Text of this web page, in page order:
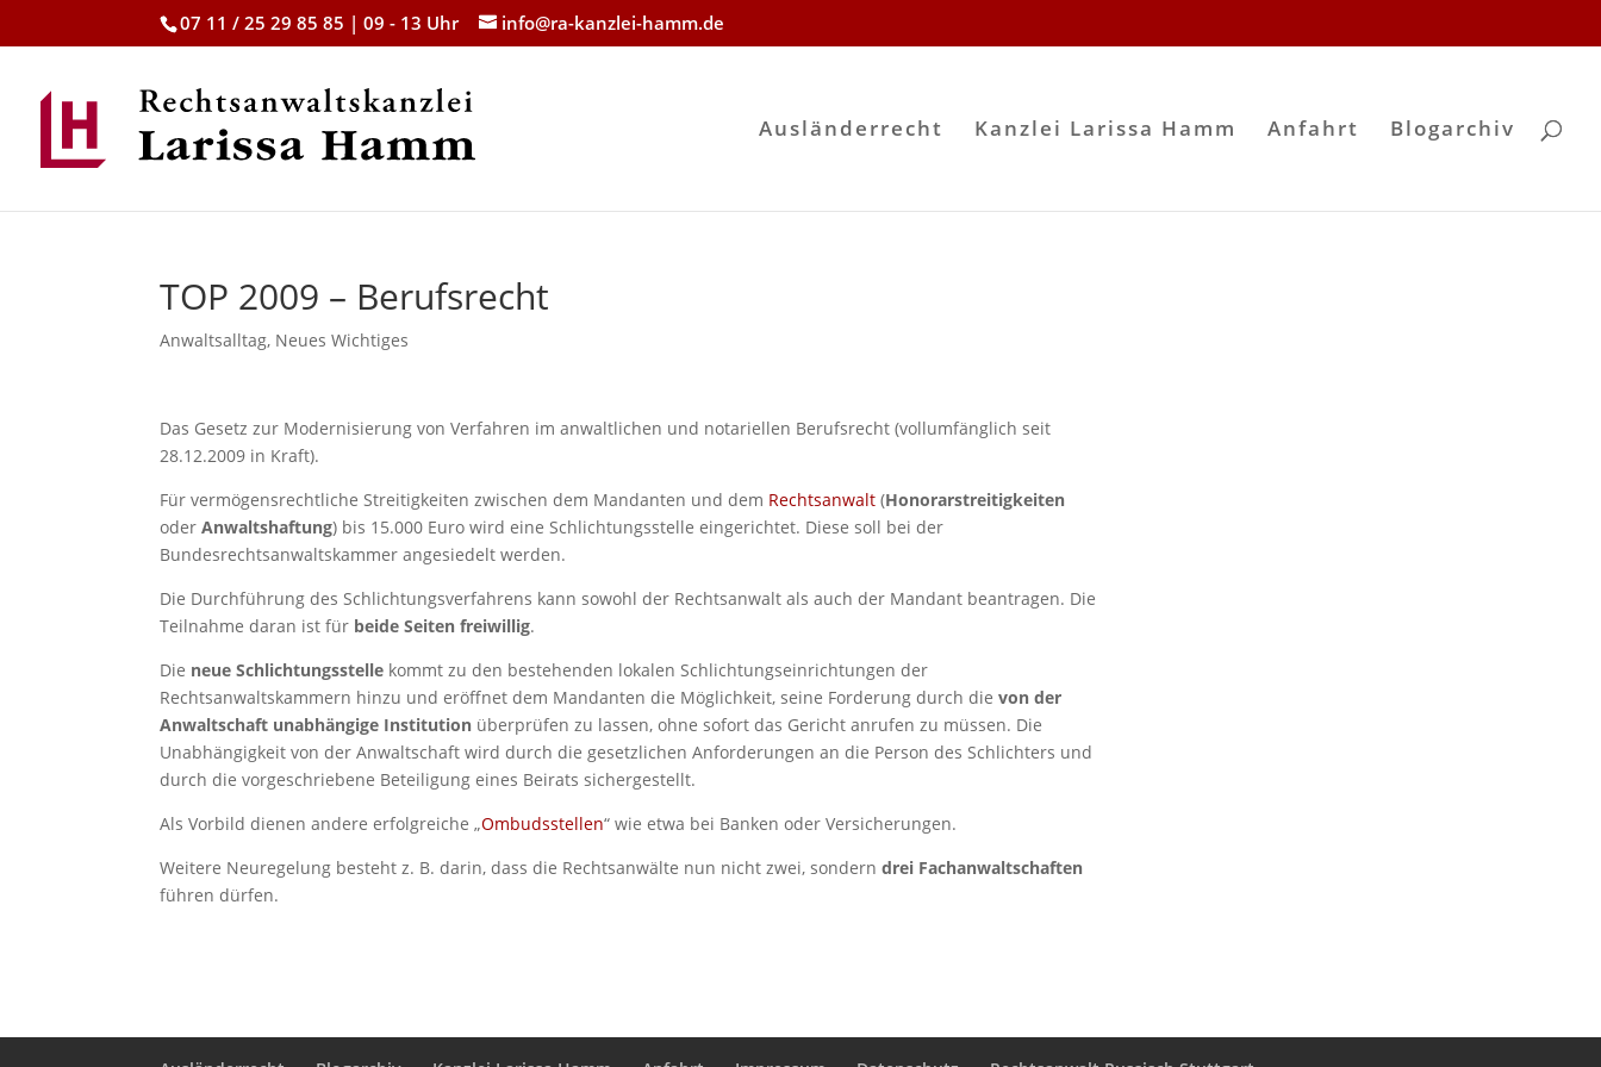
07 11 / 25 29 85 85 | 09 - 13 Uhr info@ra-kanzlei-hamm.de
Ausländerrecht Kanzlei Larissa Hamm Anfahrt Blogarchiv
TOP 2009 – Berufsrecht
Anwaltsalltag, Neues Wichtiges
Das Gesetz zur Modernisierung von Verfahren im anwaltlichen und notariellen Berufsrecht (vollumfänglich seit
28.12.2009 in Kraft).
Für vermögensrechtliche Streitigkeiten zwischen dem Mandanten und dem Rechtsanwalt (Honorarstreitigkeiten
oderAnwaltshaftung) bis 15.000 Euro wird eine Schlichtungsstelle eingerichtet. Diese soll bei der
Bundesrechtsanwaltskammer angesiedelt werden.
Die Durchführung des Schlichtungsverfahrens kann sowohl der Rechtsanwalt als auch der Mandant beantragen. Die
Teilnahme daran ist für beide Seiten freiwillig.
Die neue Schlichtungsstelle kommt zu den bestehenden lokalen Schlichtungseinrichtungen der
Rechtsanwaltskammern hinzu und eröffnet dem Mandanten die Möglichkeit, seine Forderung durch dievon der
Anwaltschaft unabhängige Institution überprüfen zu lassen, ohne sofort das Gericht anrufen zu müssen. Die
Unabhängigkeit von der Anwaltschaft wird durch die gesetzlichen Anforderungen an die Person des Schlichters und
durch die vorgeschriebene Beteiligung eines Beirats sichergestellt.
Als Vorbild dienen andere erfolgreiche „Ombudsstellen“ wie etwa bei Banken oder Versicherungen.
Weitere Neuregelung besteht z. B. darin, dass die Rechtsanwälte nun nicht zwei, sonderndrei Fachanwaltschaften
führen dürfen.